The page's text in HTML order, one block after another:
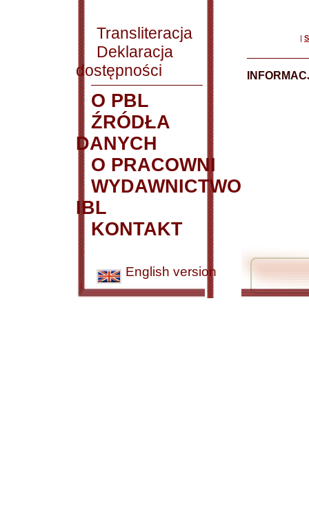
Transliteracja
Deklaracja
dostępności
O PBL
ŹRÓDŁA
DANYCH
O PRACOWNI
WYDAWNICTWO
IBL
KONTAKT
English version
|